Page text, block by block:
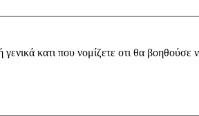
κατι που νομίζετε οτι θα